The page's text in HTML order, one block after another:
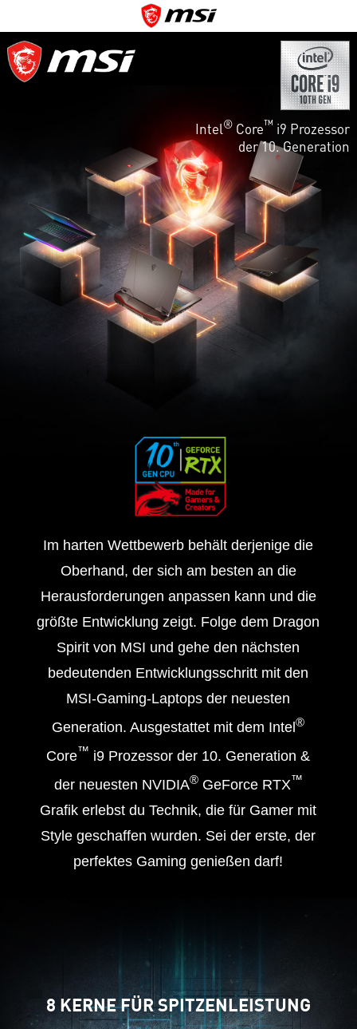
Intel® Core™ i9 Prozessor
der 10. Generation
Im harten Wettbewerb behält derjenige die
Oberhand, der sich am besten an die
Herausforderungen anpassen kann und die
größte Entwicklung zeigt. Folge dem Dragon
Spirit von MSI und gehe den nächsten
bedeutenden Entwicklungsschritt mit den
MSI-Gaming-Laptops der neuesten
Generation. Ausgestattet mit dem Intel®
Core™ i9 Prozessor der 10. Generation &
der neuesten NVIDIA®GeForce RTX™
Grafik erlebst du Technik, die für Gamer mit
Style geschaffen wurden. Sei der erste, der
perfektes Gaming genießen darf!
8 KERNE FÜR SPITZENLEISTUNG